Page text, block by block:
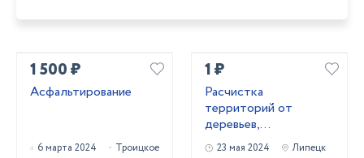
1 500 ₽
Асфальтирование
6 марта 2024 Троицкое
1 ₽
Расчистка
территорий от
деревьев,
кустарников и корней
23 мая 2024 Липецк